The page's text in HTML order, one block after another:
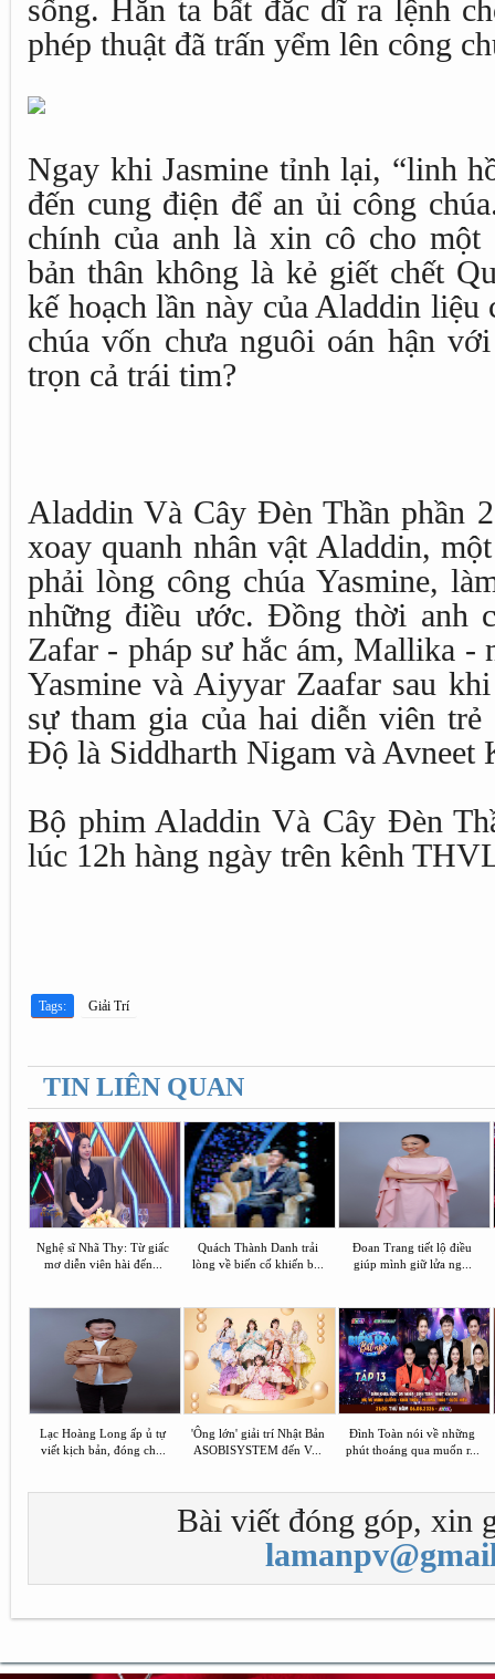
sống. Hắn ta bất đắc dĩ ra lệnh
phép thuật đã trấn yểm lên công
Ngay khi Jasmine tỉnh lại, “linh
đến cung điện để an ủi công
chính của anh là xin cô cho
bản thân không là kẻ giết chết
kế hoạch lần này của Aladdin liệu
chúa vốn chưa nguôi oán hận
trọn cả trái tim?
Aladdin Và Cây Đèn Thần phần
xoay quanh nhân vật Aladdin,
phải lòng công chúa Yasmine,
những điều ước. Đồng thời anh
Zafar - pháp sư hắc ám, Mallika -
Yasmine và Aiyyar Zaafar sau
sự tham gia của hai diễn viên
Độ là Siddharth Nigam và Avneet
Bộ phim Aladdin Và Cây Đèn
lúc 12h hàng ngày trên kênh
Tags: Giải Trí
TIN LIÊN QUAN
Nghệ sĩ Nhã Thy: Từ giấc
mơ diễn viên hài đến...
Quách Thành Danh trải
lòng về biến cố khiến b...
Đoan Trang tiết lộ điều
giúp mình giữ lửa ng...
Lạc Hoàng Long ấp ủ tự
viết kịch bản, đóng ch...
'Ông lớn' giải trí Nhật Bản
ASOBISYSTEM đến V...
Đình Toàn nói về những
phút thoáng qua muốn r...
Bài viết đóng góp, xin